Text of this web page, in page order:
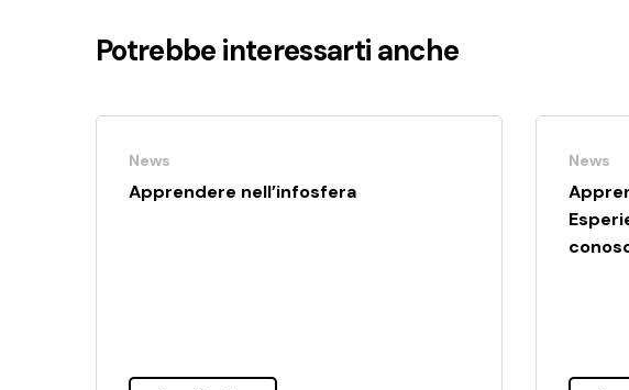
Potrebbe interessarti anche
News
Apprendere nell’infosfera
News